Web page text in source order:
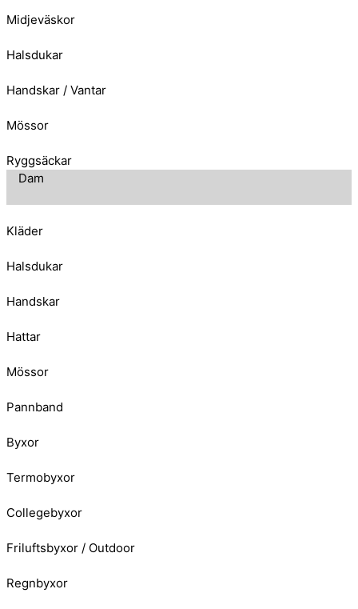
Midjeväskor
Halsdukar
Handskar / Vantar
Mössor
Ryggsäckar
Dam
Kläder
Halsdukar
Handskar
Hattar
Mössor
Pannband
Byxor
Termobyxor
Collegebyxor
Friluftsbyxor / Outdoor
Regnbyxor